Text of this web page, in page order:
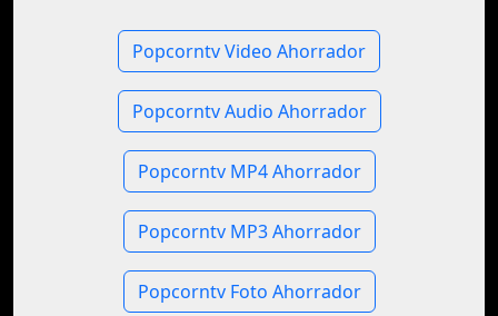
Popcorntv Video Ahorrador
Popcorntv Audio Ahorrador
Popcorntv MP4 Ahorrador
Popcorntv MP3 Ahorrador
Popcorntv Foto Ahorrador